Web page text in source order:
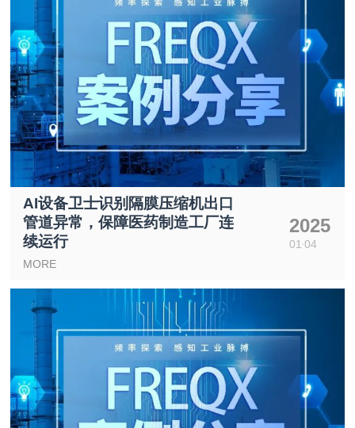
AI设备卫士识别隔膜压缩机出口
管道异常，保障医药制造工厂连
续运行
MORE
2025
01 04